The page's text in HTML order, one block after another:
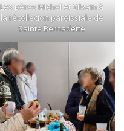
Les pères Michel et Silvain à
la récollecion paroissiale de
Sainte Bernadette